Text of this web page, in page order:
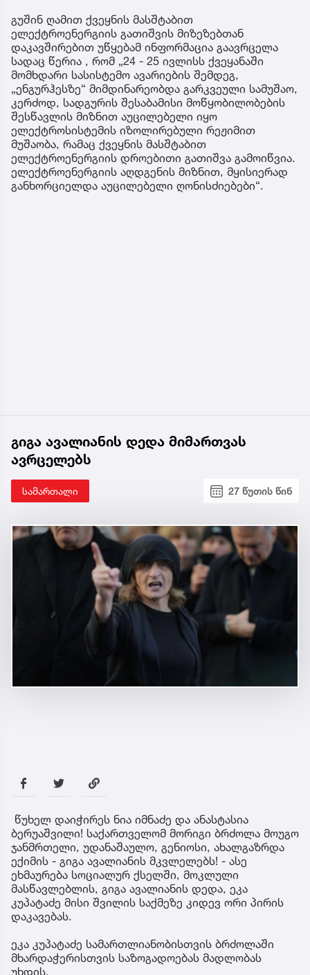
გუშინ ღამით ქვეყნის მასშტაბით
ელექტროენერგიის გათიშვის მიზეზებთან
დაკავშირებით უწყებამ ინფორმაცია გაავრცელა
სადაც წერია , რომ „24 - 25 ივლისს ქვეყანაში
მომხდარი სასისტემო ავარიების შემდეგ,
„ენგურჰესზე“ მიმდინარეობდა გარკვეული სამუშაო,
კერძოდ, სადგურის შესაბამისი მოწყობილობების
შესწავლის მიზნით აუცილებელი იყო
ელექტროსისტემის იზოლირებული რეჟიმით
მუშაობა, რამაც ქვეყნის მასშტაბით
ელექტროენერგიის დროებითი გათიშვა გამოიწვია.
ელექტროენერგიის აღდგენის მიზნით, მყისიერად
განხორციელდა აუცილებელი ღონისძიებები“.
გიგა ავალიანის დედა მიმართვას
ავრცელებს
სამართალი 27 წუთის წინ
წუხელ დაიჭირეს ნია იმნაძე და ანასტასია
ბერუაშვილი! საქართველომ მორიგი ბრძოლა მოუგო
ჯანმრთელი, უდანაშაულო, გენიოსი, ახალგაზრდა
ექიმის - გიგა ავალიანის მკვლელებს! - ასე
ეხმაურება სოციალურ ქსელში, მოკლული
მასწავლებლის, გიგა ავალიანის დედა, ეკა
კუპატაძე მისი შვილის საქმეზე კიდევ ორი პირის
დაკავებას.
ეკა კუპატაძე სამართლიანობისთვის ბრძოლაში
მხარდაჭერისთვის საზოგადოებას მადლობას
უხდის.